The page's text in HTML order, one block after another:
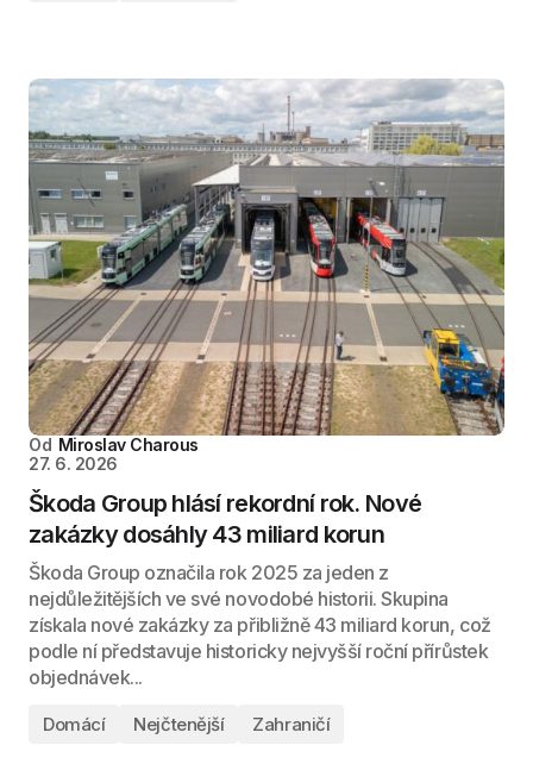
Od Miroslav Charous
27. 6. 2026
Škoda Group hlásí rekordní rok. Nové
zakázky dosáhly 43 miliard korun
Škoda Group označila rok 2025 za jeden z
nejdůležitějších ve své novodobé historii. Skupina
získala nové zakázky za přibližně 43 miliard korun, což
podle ní představuje historicky nejvyšší roční přírůstek
objednávek...
Domácí Nejčtenější Zahraničí